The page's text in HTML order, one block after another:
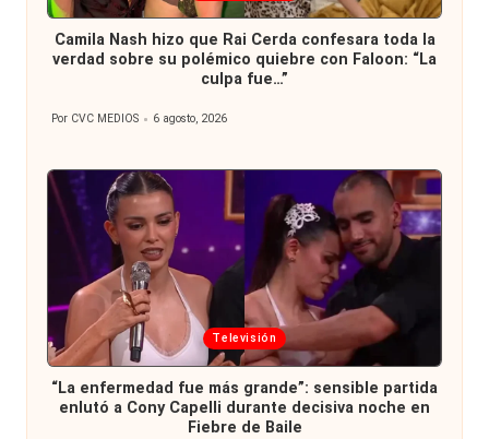
en
Camila Nash hizo que Rai Cerda confesara toda la
verdad sobre su polémico quiebre con Faloon: “La
culpa fue…”
Publicado
Por CVC MEDIOS 6 agosto, 2026
Publicada
en
Televisión
“La enfermedad fue más grande”: sensible partida
enlutó a Cony Capelli durante decisiva noche en
Fiebre de Baile